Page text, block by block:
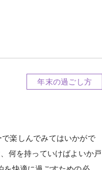
年末の過ごし方
楽しんでみてはいかがで
何を持っていけばよいか戸